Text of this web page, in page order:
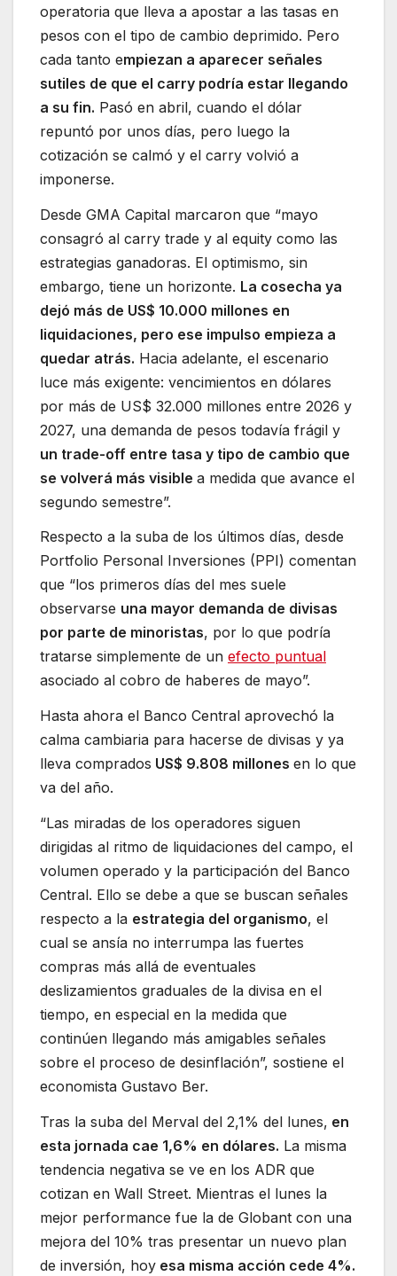
operatoria que lleva a apostar a las tasas en
pesos con el tipo de cambio deprimido. Pero
cada tanto empiezan a aparecer señales
sutiles de que el carry podría estar llegando
a su fin. Pasó en abril, cuando el dólar
repuntó por unos días, pero luego la
cotización se calmó y el carry volvió a
imponerse.
Desde GMA Capital marcaron que “mayo
consagró al carry trade y al equity como las
estrategias ganadoras. El optimismo, sin
embargo, tiene un horizonte. La cosecha ya
dejó más de US$ 10.000 millones en
liquidaciones, pero ese impulso empieza a
quedar atrás. Hacia adelante, el escenario
luce más exigente: vencimientos en dólares
por más de US$ 32.000 millones entre 2026 y
2027, una demanda de pesos todavía frágil y
un trade-off entre tasa y tipo de cambio que
se volverá más visible a medida que avance el
segundo semestre”.
Respecto a la suba de los últimos días, desde
Portfolio Personal Inversiones (PPI) comentan
que “los primeros días del mes suele
observarse una mayor demanda de divisas
por parte de minoristas, por lo que podría
tratarse simplemente de un efecto puntual
asociado al cobro de haberes de mayo”.
Hasta ahora el Banco Central aprovechó la
calma cambiaria para hacerse de divisas y ya
lleva comprados US$ 9.808 millones en lo que
va del año.
“Las miradas de los operadores siguen
dirigidas al ritmo de liquidaciones del campo, el
volumen operado y la participación del Banco
Central. Ello se debe a que se buscan señales
respecto a la estrategia del organismo, el
cual se ansía no interrumpa las fuertes
compras más allá de eventuales
deslizamientos graduales de la divisa en el
tiempo, en especial en la medida que
continúen llegando más amigables señales
sobre el proceso de desinflación”, sostiene el
economista Gustavo Ber.
Tras la suba del Merval del 2,1% del lunes, en
esta jornada cae 1,6% en dólares. La misma
tendencia negativa se ve en los ADR que
cotizan en Wall Street. Mientras el lunes la
mejor performance fue la de Globant con una
mejora del 10% tras presentar un nuevo plan
de inversión, hoy esa misma acción cede 4%.